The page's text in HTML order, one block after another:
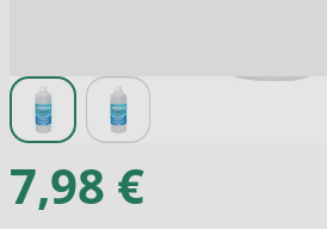
View larger imageView larger image
7,98 €